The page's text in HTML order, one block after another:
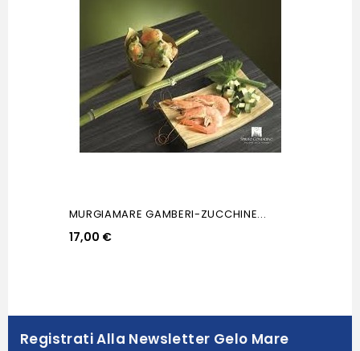
MURGIAMARE GAMBERI-ZUCCHINE...
17,00 €
Registrati Alla Newsletter Gelo Mare